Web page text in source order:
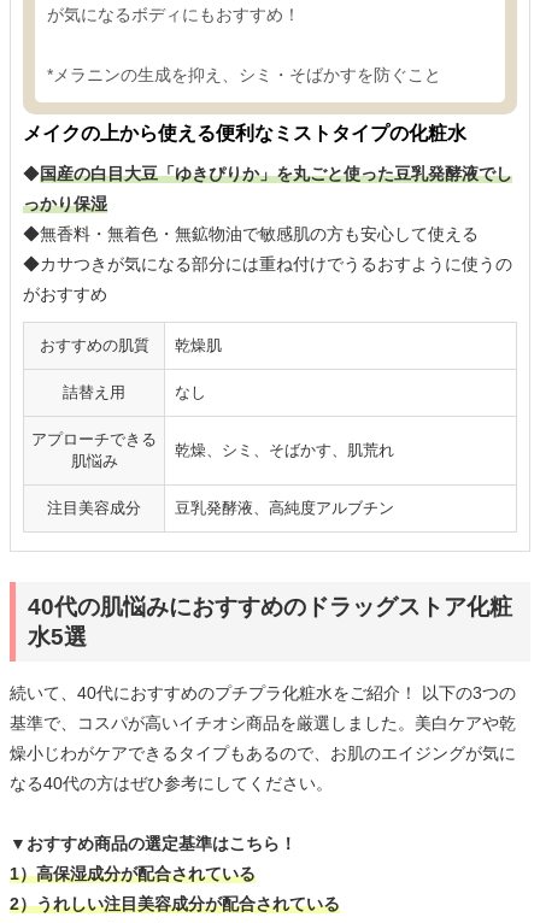
が気になるボディにもおすすめ！
*メラニンの生成を抑え、シミ・そばかすを防ぐこと
メイクの上から使える便利なミストタイプの化粧水
◆国産の白目大豆「ゆきぴりか」を丸ごと使った豆乳発酵液でし
っかり保湿
◆無香料・無着色・無鉱物油で敏感肌の方も安心して使える
◆カサつきが気になる部分には重ね付けでうるおすように使うの
がおすすめ
おすすめの肌質 乾燥肌
詰替え用 なし
アプローチできる
肌悩み
乾燥、シミ、そばかす、肌荒れ
注目美容成分 豆乳発酵液、高純度アルブチン
40代の肌悩みにおすすめのドラッグストア化粧
水5選
続いて、40代におすすめのプチプラ化粧水をご紹介！ 以下の3つの
基準で、コスパが高いイチオシ商品を厳選しました。美白ケアや乾
燥小じわがケアできるタイプもあるので、お肌のエイジングが気に
なる40代の方はぜひ参考にしてください。
▼おすすめ商品の選定基準はこちら！
1）高保湿成分が配合されている
2）うれしい注目美容成分が配合されている